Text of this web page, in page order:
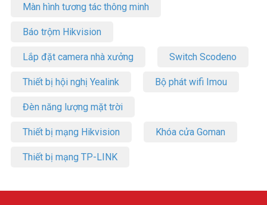
Màn hình tương tác thông minh
Báo trộm Hikvision
Lắp đặt camera nhà xưởng Switch Scodeno
Thiết bị hội nghị Yealink Bộ phát wifi Imou
Đèn năng lượng mặt trời
Thiết bị mạng Hikvision Khóa cửa Goman
Thiết bị mạng TP-LINK